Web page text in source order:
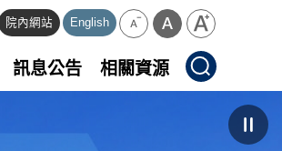
院內網站 English
訊息公告 相關資源